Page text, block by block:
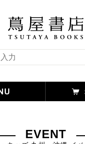
EVENT